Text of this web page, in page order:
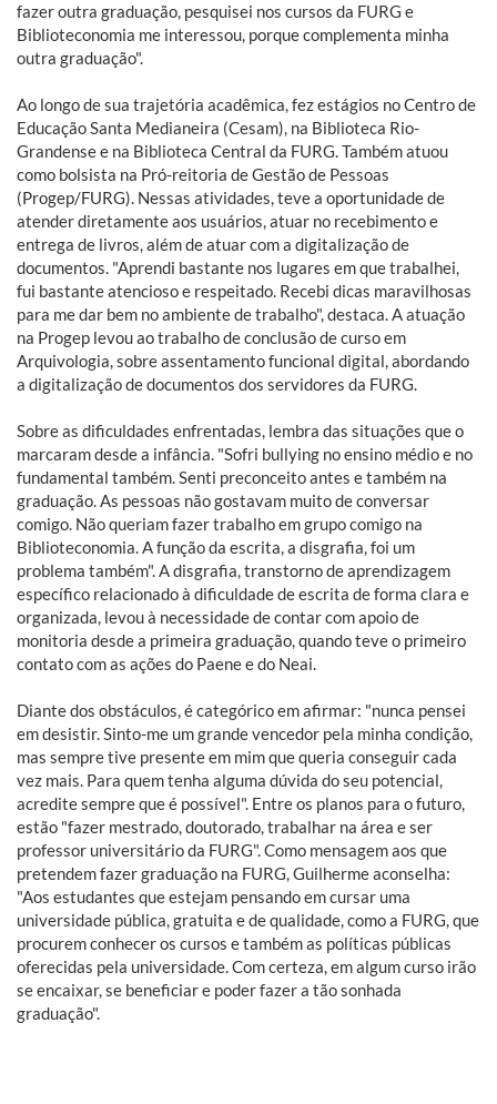
fazer outra graduação, pesquisei nos cursos da FURG e
Biblioteconomia me interessou, porque complementa minha
outra graduação".
Ao longo de sua trajetória acadêmica, fez estágios no Centro de
Educação Santa Medianeira (Cesam), na Biblioteca Rio-
Grandense e na Biblioteca Central da FURG. Também atuou
como bolsista na Pró-reitoria de Gestão de Pessoas
(Progep/FURG). Nessas atividades, teve a oportunidade de
atender diretamente aos usuários, atuar no recebimento e
entrega de livros, além de atuar com a digitalização de
documentos. "Aprendi bastante nos lugares em que trabalhei,
fui bastante atencioso e respeitado. Recebi dicas maravilhosas
para me dar bem no ambiente de trabalho", destaca. A atuação
na Progep levou ao trabalho de conclusão de curso em
Arquivologia, sobre assentamento funcional digital, abordando
a digitalização de documentos dos servidores da FURG.
Sobre as dificuldades enfrentadas, lembra das situações que o
marcaram desde a infância. "Sofri bullying no ensino médio e no
fundamental também. Senti preconceito antes e também na
graduação. As pessoas não gostavam muito de conversar
comigo. Não queriam fazer trabalho em grupo comigo na
Biblioteconomia. A função da escrita, a disgrafia, foi um
problema também". A disgrafia, transtorno de aprendizagem
específico relacionado à dificuldade de escrita de forma clara e
organizada, levou à necessidade de contar com apoio de
monitoria desde a primeira graduação, quando teve o primeiro
contato com as ações do Paene e do Neai.
Diante dos obstáculos, é categórico em afirmar: "nunca pensei
em desistir. Sinto-me um grande vencedor pela minha condição,
mas sempre tive presente em mim que queria conseguir cada
vez mais. Para quem tenha alguma dúvida do seu potencial,
acredite sempre que é possível". Entre os planos para o futuro,
estão "fazer mestrado, doutorado, trabalhar na área e ser
professor universitário da FURG". Como mensagem aos que
pretendem fazer graduação na FURG, Guilherme aconselha:
"Aos estudantes que estejam pensando em cursar uma
universidade pública, gratuita e de qualidade, como a FURG, que
procurem conhecer os cursos e também as políticas públicas
oferecidas pela universidade. Com certeza, em algum curso irão
se encaixar, se beneficiar e poder fazer a tão sonhada
graduação".